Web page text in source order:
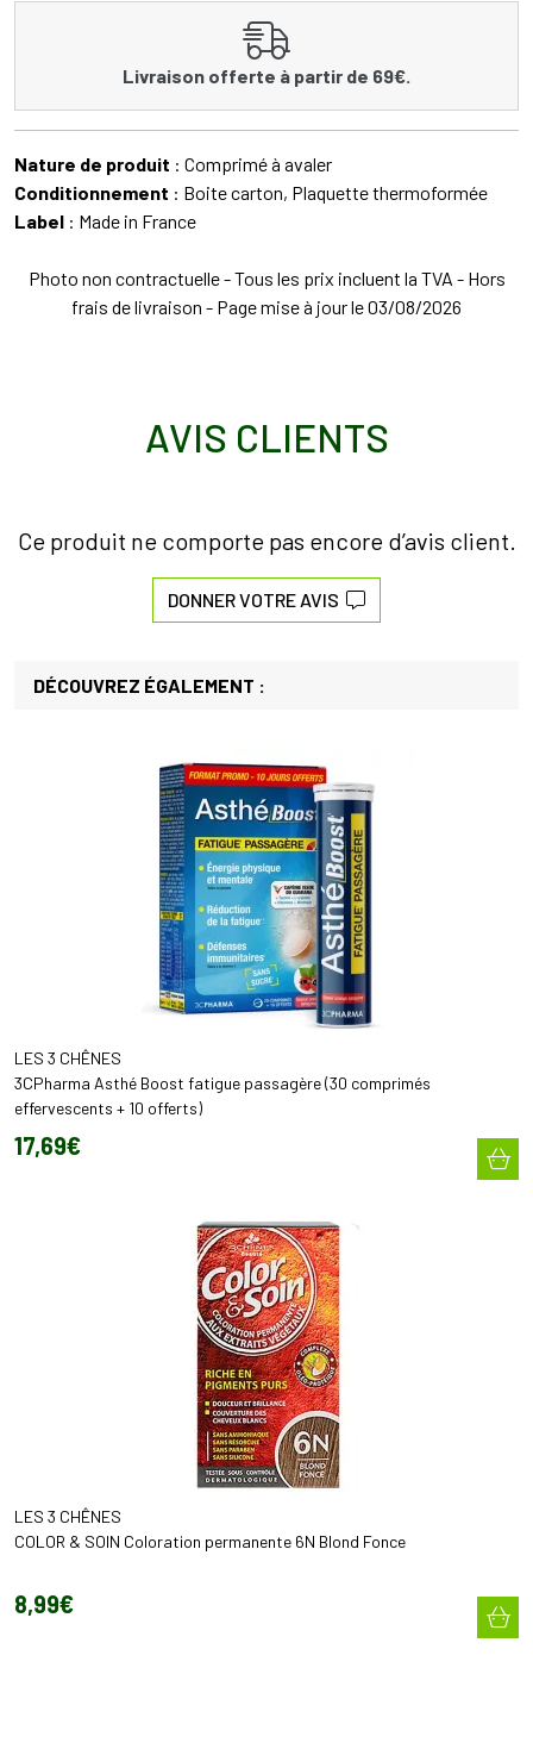
Livraison offerte à partir de 69€.
Nature de produit : Comprimé à avaler
Conditionnement : Boite carton, Plaquette thermoformée
Label : Made in France
Photo non contractuelle - Tous les prix incluent la TVA - Hors
frais de livraison - Page mise à jour le 03/08/2026
AVIS CLIENTS
Ce produit ne comporte pas encore d’avis client.
DONNER VOTRE AVIS
DÉCOUVREZ ÉGALEMENT :
LES 3 CHÊNES
3CPharma Asthé Boost fatigue passagère (30 comprimés
effervescents + 10 offerts)
17,69€
LES 3 CHÊNES
COLOR & SOIN Coloration permanente 6N Blond Fonce
8,99€